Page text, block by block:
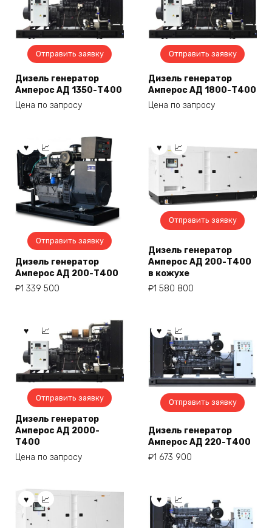
Отправить заявку
Дизель генератор
Амперос АД 1350-Т400
Цена по запросу
Отправить заявку
Дизель генератор
Амперос АД 1800-Т400
Цена по запросу
Отправить заявку
Дизель генератор
Амперос АД 200-Т400
₽1 339 500
Отправить заявку
Дизель генератор
Амперос АД 200-Т400
в кожухе
₽1 580 800
Отправить заявку
Дизель генератор
Амперос АД 2000-
Т400
Цена по запросу
Отправить заявку
Дизель генератор
Амперос АД 220-Т400
₽1 673 900